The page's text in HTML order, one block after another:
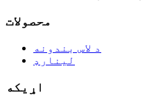
محصولات
د لاس بندونه
لینارډ
اړیکه